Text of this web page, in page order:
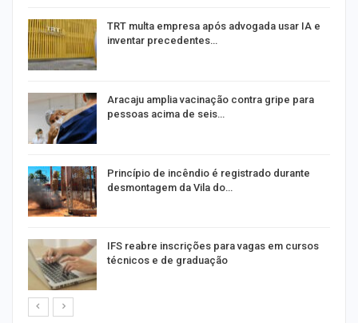
TRT multa empresa após advogada usar IA e
inventar precedentes…
Aracaju amplia vacinação contra gripe para
pessoas acima de seis…
Princípio de incêndio é registrado durante
desmontagem da Vila do…
IFS reabre inscrições para vagas em cursos
técnicos e de graduação